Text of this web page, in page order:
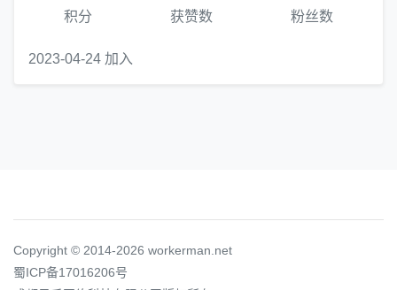
积分
获赞数
粉丝数
2023-04-24 加入
Copyright © 2014-2026 workerman.net
蜀ICP备17016206号